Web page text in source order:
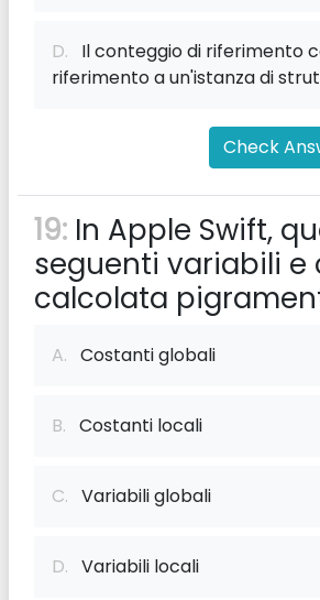
D. Il conteggio di riferimento
riferimento a un'istanza di
Check
19: In Apple Swift,
seguenti variabili
calcolata
A. Costanti globali
B. Costanti locali
C. Variabili globali
D. Variabili locali